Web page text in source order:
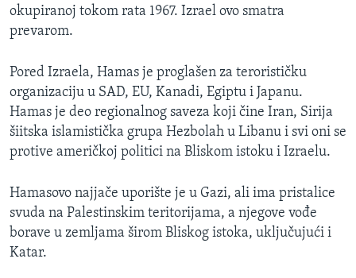
okupiranoj tokom rata 1967. Izrael ovo smatra
prevarom.
Pored Izraela, Hamas je proglašen za terorističku
organizaciju u SAD, EU, Kanadi, Egiptu i Japanu.
Hamas je deo regionalnog saveza koji čine Iran, Sirija
šiitska islamistička grupa Hezbolah u Libanu i svi oni se
protive američkoj politici na Bliskom istoku i Izraelu.
Hamasovo najjače uporište je u Gazi, ali ima pristalice
svuda na Palestinskim teritorijama, a njegove vođe
borave u zemljama širom Bliskog istoka, uključujući i
Katar.